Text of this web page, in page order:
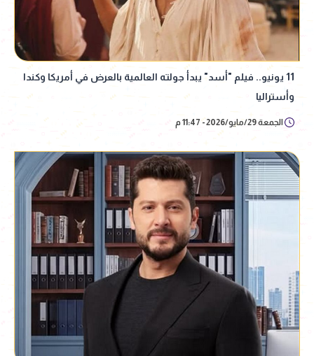
11 يونيو.. فيلم "أسد" يبدأ جولته العالمية بالعرض في أمريكا وكندا
وأستراليا
الجمعة 29/مايو/2026 - 11:47 م